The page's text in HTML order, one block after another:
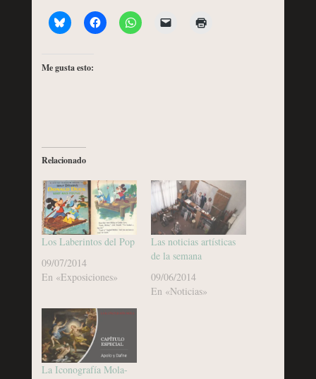
Me gusta esto:
Relacionado
Los Laberintos del Pop
09/07/2014
En «Exposiciones»
Las noticias artísticas
de la semana
09/06/2014
En «Noticias»
La Iconografía Mola-